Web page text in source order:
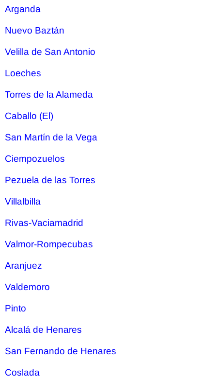
Arganda
Nuevo Baztán
Velilla de San Antonio
Loeches
Torres de la Alameda
Caballo (El)
San Martín de la Vega
Ciempozuelos
Pezuela de las Torres
Villalbilla
Rivas-Vaciamadrid
Valmor-Rompecubas
Aranjuez
Valdemoro
Pinto
Alcalá de Henares
San Fernando de Henares
Coslada